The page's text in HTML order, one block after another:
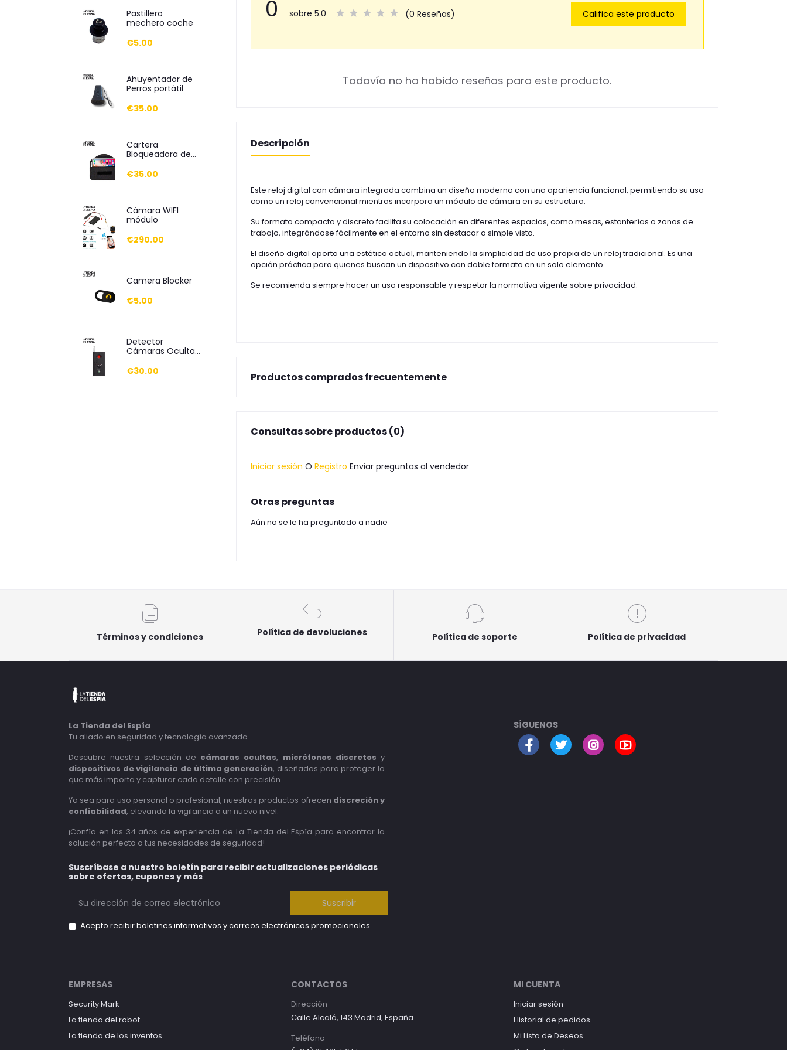
Pastillero
mechero coche
€5.00
Ahuyentador de
Perros portátil
€35.00
Cartera
Bloqueadora de
€35.00
Cámara WIFI
módulo
€290.00
Camera Blocker
€5.00
Detector
Cámaras Ocultas
€30.00
0 sobre 5.0 (0 Reseñas) Califica este producto
Todavía no ha habido reseñas para este producto.
Descripción
Este reloj digital con cámara integrada combina un diseño moderno con una apariencia funcional, permitiendo su uso
como un reloj convencional mientras incorpora un módulo de cámara en su estructura.
Su formato compacto y discreto facilita su colocación en diferentes espacios, como mesas, estanterías o zonas de
trabajo, integrándose fácilmente en el entorno sin destacar a simple vista.
El diseño digital aporta una estética actual, manteniendo la simplicidad de uso propia de un reloj tradicional. Es una
opción práctica para quienes buscan un dispositivo con doble formato en un solo elemento.
Se recomienda siempre hacer un uso responsable y respetar la normativa vigente sobre privacidad.
Productos comprados frecuentemente
Consultas sobre productos (0)
Iniciar sesión O Registro Enviar preguntas al vendedor
Otras preguntas
Aún no se le ha preguntado a nadie
Términos y condiciones Política de devoluciones Política de soporte Política de privacidad
La Tienda del Espía
Tu aliado en seguridad y tecnología avanzada.
Descubre nuestra selección de cámaras ocultas, micrófonos discretos y
dispositivos de vigilancia de última generación, diseñados para proteger lo
que más importa y capturar cada detalle con precisión.
Ya sea para uso personal o profesional, nuestros productos ofrecen discreción y
confiabilidad, elevando la vigilancia a un nuevo nivel.
¡Confía en los 34 años de experiencia de La Tienda del Espía para encontrar la
solución perfecta a tus necesidades de seguridad!
Suscríbase a nuestro boletín para recibir actualizaciones periódicas
sobre ofertas, cupones y más
Suscribir
Acepto recibir boletines informativos y correos electrónicos promocionales.
SÍGUENOS
EMPRESAS
Security Mark
La tienda del robot
La tienda de los inventos
CONTACTOS
Dirección
Calle Alcalá, 143 Madrid, España
Teléfono
MI CUENTA
Iniciar sesión
Historial de pedidos
Mi Lista de Deseos